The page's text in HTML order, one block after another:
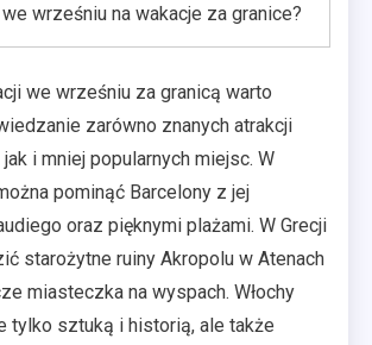
wrześniu na wakacje za granice?
we wrześniu za granicą warto
zarówno znanych atrakcji
i mniej popularnych miejsc. W
pominąć Barcelony z jej
oraz pięknymi plażami. W Grecji
starożytne ruiny Akropolu w Atenach
miasteczka na wyspach. Włochy
tylko sztuką i historią, ale także